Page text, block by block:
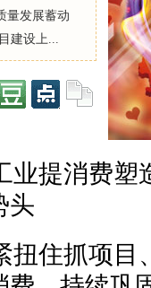
量发展蓄动
建设上...
业提消费塑
头
扭住抓项目